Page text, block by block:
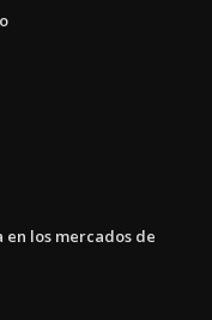
los mercados de